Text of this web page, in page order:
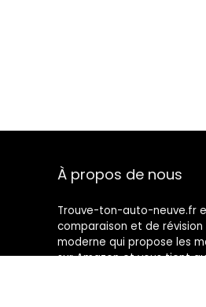
À propos de nous
Trouve-ton-auto-neuve.fr
comparaison et de
moderne qui propose les
sur Amazon et vous tient